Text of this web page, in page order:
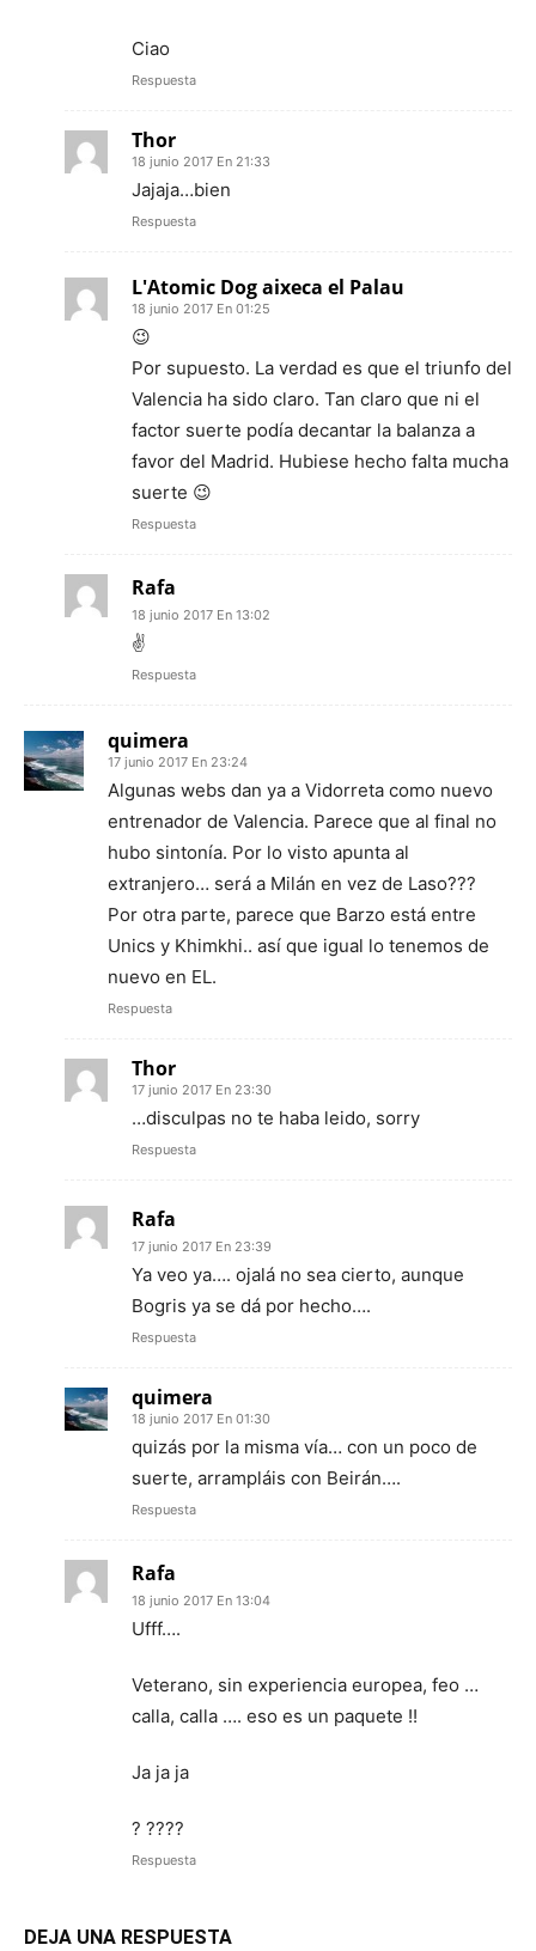
Ciao
Respuesta
Thor
18 junio 2017 En 21:33
Jajaja…bien
Respuesta
L'Atomic Dog aixeca el Palau
18 junio 2017 En 01:25
😉
Por supuesto. La verdad es que el triunfo del
Valencia ha sido claro. Tan claro que ni el
factor suerte podía decantar la balanza a
favor del Madrid. Hubiese hecho falta mucha
suerte 😉
Respuesta
Rafa
18 junio 2017 En 13:02
✌️
Respuesta
quimera
17 junio 2017 En 23:24
Algunas webs dan ya a Vidorreta como nuevo
entrenador de Valencia. Parece que al final no
hubo sintonía. Por lo visto apunta al
extranjero… será a Milán en vez de Laso???
Por otra parte, parece que Barzo está entre
Unics y Khimkhi.. así que igual lo tenemos de
nuevo en EL.
Respuesta
Thor
17 junio 2017 En 23:30
…disculpas no te haba leido, sorry
Respuesta
Rafa
17 junio 2017 En 23:39
Ya veo ya…. ojalá no sea cierto, aunque
Bogris ya se dá por hecho….
Respuesta
quimera
18 junio 2017 En 01:30
quizás por la misma vía… con un poco de
suerte, arrampláis con Beirán….
Respuesta
Rafa
18 junio 2017 En 13:04
Ufff….
Veterano, sin experiencia europea, feo …
calla, calla …. eso es un paquete !!
Ja ja ja
? ????
Respuesta
DEJA UNA RESPUESTA